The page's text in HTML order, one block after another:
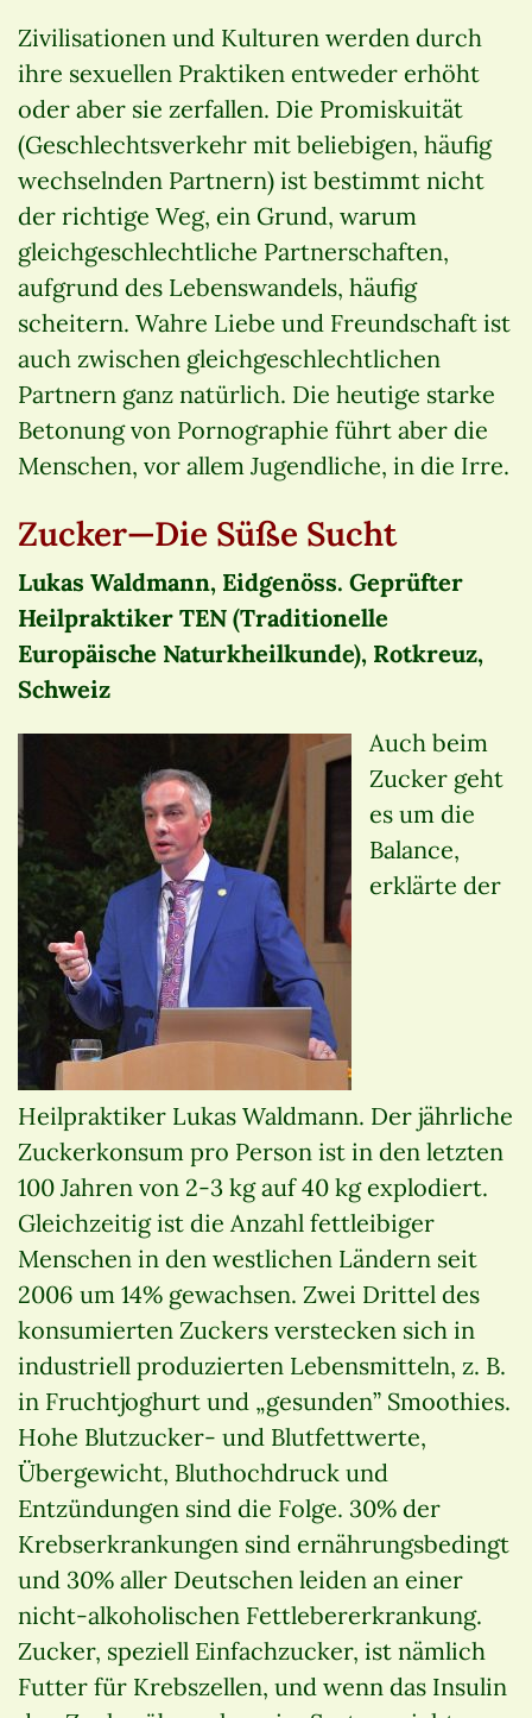
Zivilisationen und Kulturen werden durch
ihre sexuellen Praktiken entweder erhöht
oder aber sie zerfallen. Die Promiskuität
(Geschlechtsverkehr mit beliebigen, häufig
wechselnden Partnern) ist bestimmt nicht
der richtige Weg, ein Grund, warum
gleichgeschlechtliche Partnerschaften,
aufgrund des Lebenswandels, häufig
scheitern. Wahre Liebe und Freundschaft ist
auch zwischen gleichgeschlechtlichen
Partnern ganz natürlich. Die heutige starke
Betonung von Pornographie führt aber die
Menschen, vor allem Jugendliche, in die Irre.
Zucker—Die Süße Sucht
Lukas Waldmann, Eidgenöss. Geprüfter
Heilpraktiker TEN (Traditionelle
Europäische Naturkheilkunde), Rotkreuz,
Schweiz
Auch beim
Zucker geht
es um die
Balance,
erklärte der
Heilpraktiker Lukas Waldmann. Der jährliche
Zuckerkonsum pro Person ist in den letzten
100 Jahren von 2-3 kg auf 40 kg explodiert.
Gleichzeitig ist die Anzahl fettleibiger
Menschen in den westlichen Ländern seit
2006 um 14% gewachsen. Zwei Drittel des
konsumierten Zuckers verstecken sich in
industriell produzierten Lebensmitteln, z. B.
in Fruchtjoghurt und „gesunden” Smoothies.
Hohe Blutzucker- und Blutfettwerte,
Übergewicht, Bluthochdruck und
Entzündungen sind die Folge. 30% der
Krebserkrankungen sind ernährungsbedingt
und 30% aller Deutschen leiden an einer
nicht-alkoholischen Fettlebererkrankung.
Zucker, speziell Einfachzucker, ist nämlich
Futter für Krebszellen, und wenn das Insulin